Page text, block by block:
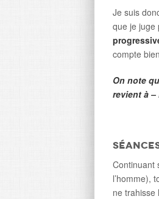
Je suis
que je juge
compte
On note
revient à
Continuant
l’homme),
ne trahisse